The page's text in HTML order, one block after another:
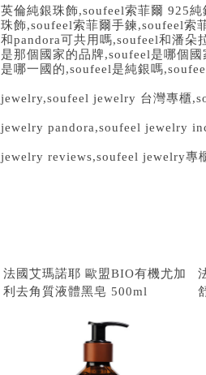
英倫純銀珠飾,soufeel索菲爾 925純
珠飾,soufeel索菲爾手鍊,soufeel索
和pandora可共用嗎,soufeel和潘朵
是那個國家的品牌,soufeel是哪個國
是哪一國的,soufeel是純銀嗎
jewelry,soufeel jewelry 台灣專櫃
jewelry pandora,soufeel jewelry
jewelry reviews,soufeel jewelry專
法國艾瑪諾耶 歐盟BIO有機尤加
利去角質液體黑皂 500ml